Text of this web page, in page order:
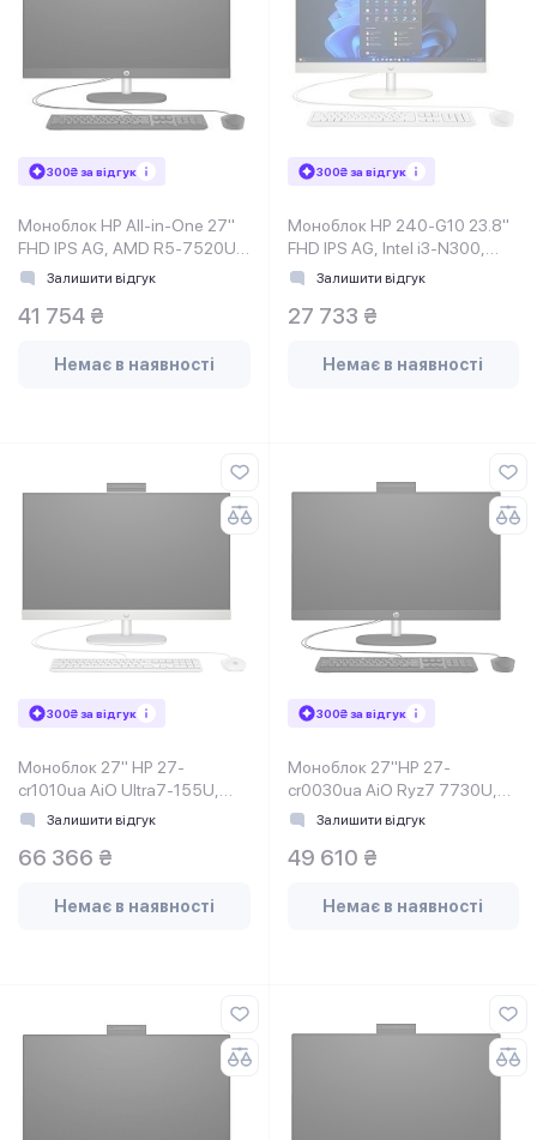
300₴ за відгук
Моноблок HP All-in-One 27"
FHD IPS AG, AMD R5-7520U,
16GB, F512GB, UMA, WiFi,
Залишити відгук
41 754 ₴
Немає в наявності
300₴ за відгук
Моноблок HP 240-G10 23.8"
FHD IPS AG, Intel i3-N300,
8GB, F512GB, UMA, WiFi,
Залишити відгук
27 733 ₴
Немає в наявності
300₴ за відгук
Моноблок 27" HP 27-
cr1010ua AiO Ultra7-155U,
16Gb, SSD1Tb, WiFi, Cam,
Залишити відгук
66 366 ₴
Немає в наявності
300₴ за відгук
Моноблок 27"HP 27-
cr0030ua AiO Ryz7 7730U,
16Gb, SSD512Gb, WiFi, Cam,
Залишити відгук
49 610 ₴
Немає в наявності